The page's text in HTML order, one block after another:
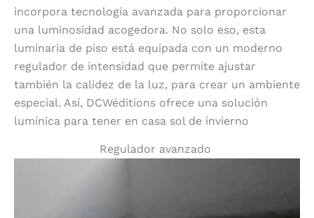
incorpora tecnología avanzada para proporcionar
una luminosidad acogedora. No solo eso, esta
luminaria de piso está equipada con un moderno
regulador de intensidad que permite ajustar
también la calidez de la luz, para crear un ambiente
especial. Así, DCWéditions ofrece una solución
lumínica para tener en casa sol de invierno
Regulador avanzado